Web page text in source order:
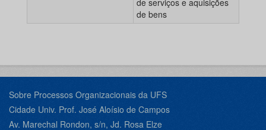
de serviços e aquisições
de bens
Sobre Processos Organizacionais da UFS
Cidade Univ. Prof. José Aloísio de Campos
Av. Marechal Rondon, s/n, Jd. Rosa Elze